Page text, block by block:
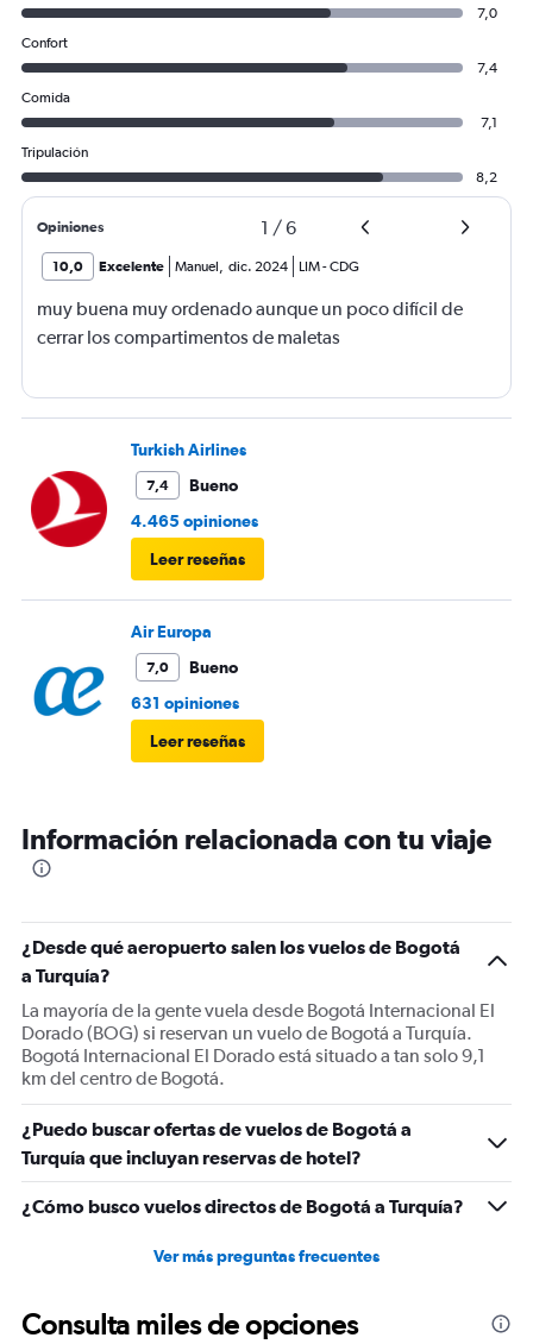
7,0
Confort
7,4
Comida
7,1
Tripulación
8,2
Opiniones 1 /6
10,0 Excelente Manuel, dic. 2024 LIM-CDG
muy buena muy ordenado aunque un poco difícil de
cerrar los compartimentos de maletas
Turkish Airlines
7,4
Bueno
4.465 opiniones
Leer reseñas
Air Europa
7,0
Bueno
631 opiniones
Leer reseñas
Información relacionada con tu viaje
¿Desde qué aeropuerto salen los vuelos de Bogotá
a Turquía?
La mayoría de la gente vuela desde Bogotá Internacional El
Dorado (BOG) si reservan un vuelo de Bogotá a Turquía.
Bogotá Internacional El Dorado está situado a tan solo 9,1
km del centro de Bogotá.
¿Puedo buscar ofertas de vuelos de Bogotá a
Turquía que incluyan reservas de hotel?
¿Cómo busco vuelos directos de Bogotá a Turquía?
Ver más preguntas frecuentes
Consulta miles de opciones